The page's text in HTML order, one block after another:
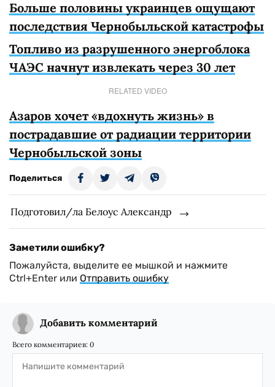
Больше половины украинцев ощущают
последствия Чернобыльской катастрофы
Топливо из разрушенного энергоблока
ЧАЭС начнут извлекать через 30 лет
RELATED VIDEO
Азаров хочет «вдохнуть жизнь» в
пострадавшие от радиации территории
Чернобыльской зоны
Поделиться
Подготовил/ла Белоус Александр
Заметили ошибку?
Пожалуйста, выделите ее мышкой и нажмите
Ctrl+Enter или Отправить ошибку
Добавить комментарий
Всего комментариев: 0